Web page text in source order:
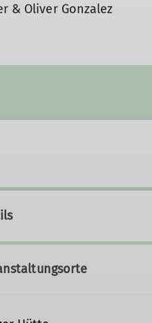
& Oliver Gonzalez